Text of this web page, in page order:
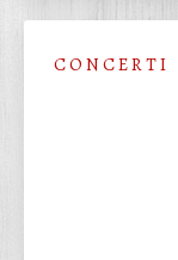
C O N C E R T I